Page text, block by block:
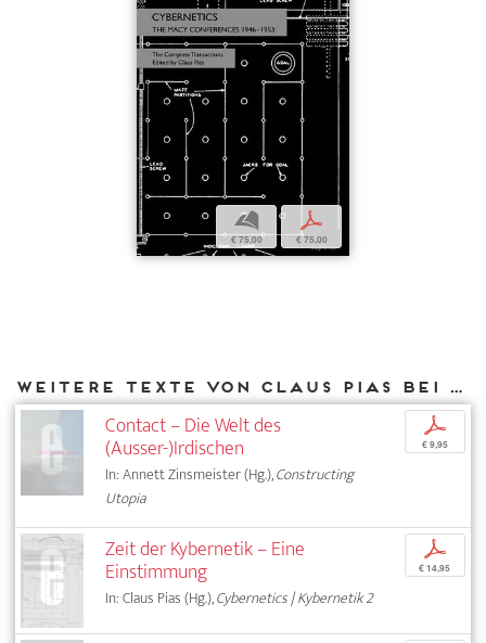
b
€ 75,00
p
€ 75,00
Weitere Texte von Claus Pias bei DIAPHANES
Contact – Die Welt des
(Ausser-)Irdischen
In: Annett Zinsmeister (Hg.),Constructing
Utopia
p
€ 9,95
Zeit der Kybernetik – Eine
Einstimmung
In: Claus Pias (Hg.),Cybernetics | Kybernetik 2
p
€ 14,95